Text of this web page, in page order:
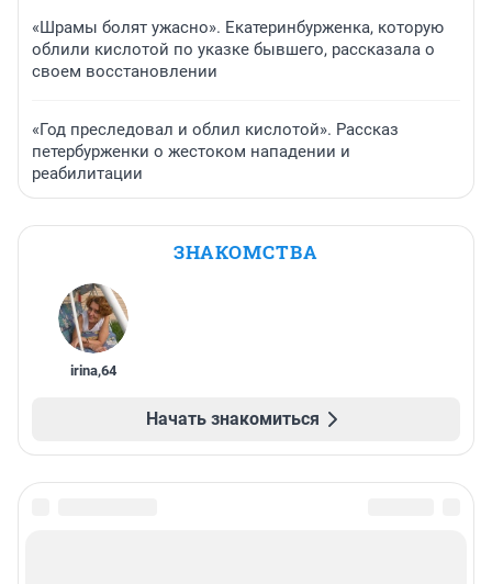
«Шрамы болят ужасно». Екатеринбурженка, которую
облили кислотой по указке бывшего, рассказала о
своем восстановлении
«Год преследовал и облил кислотой». Рассказ
петербурженки о жестоком нападении и
реабилитации
ЗНАКОМСТВА
irina,64
Начать знакомиться